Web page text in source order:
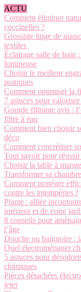
ACTU
Comment éliminer
coccinelles ?
Grossiste linge de
textiles
Éclairage salle de bain
lumineuse
Choisir le meilleur
pratiques
Comment optimiser la
7 astuces pour
Gourde filtrante avis :
filtre à eau
Comment bien choisir
déco
Comment concrétiser
Tout savoir pour
Choisir la table à
Transformer sa
Comment protéger
contre les intempéries ?
Plante : alliée
intérieur et de votre
8 conseils pour
l’âge
Douche ou baignoire :
Quel électroménager
5 astuces pour
chimiques
Pièces détachées
jeter